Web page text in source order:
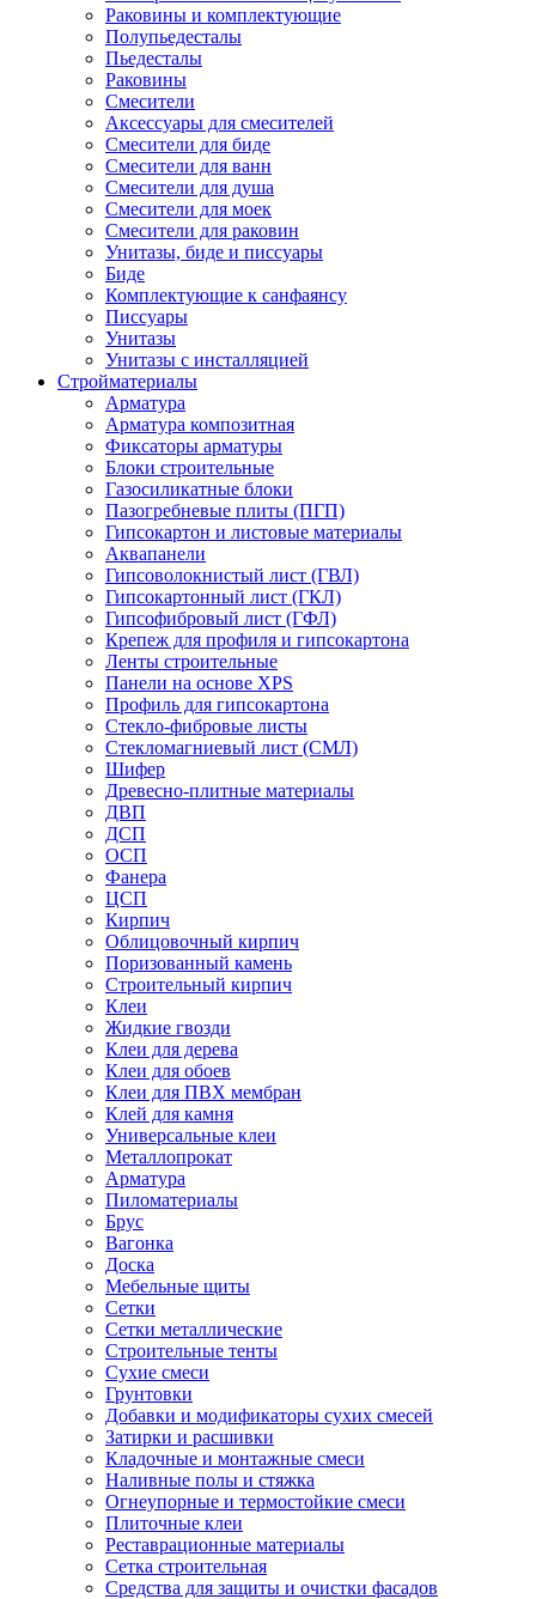
Раковины и комплектующие
Полупьедесталы
Пьедесталы
Раковины
Смесители
Аксессуары для смесителей
Смесители для биде
Смесители для ванн
Смесители для душа
Смесители для моек
Смесители для раковин
Унитазы, биде и писсуары
Биде
Комплектующие к санфаянсу
Писсуары
Унитазы
Унитазы с инсталляцией
Стройматериалы
Арматура
Арматура композитная
Фиксаторы арматуры
Блоки строительные
Газосиликатные блоки
Пазогребневые плиты (ПГП)
Гипсокартон и листовые материалы
Аквапанели
Гипсоволокнистый лист (ГВЛ)
Гипсокартонный лист (ГКЛ)
Гипсофибровый лист (ГФЛ)
Крепеж для профиля и гипсокартона
Ленты строительные
Панели на основе XPS
Профиль для гипсокартона
Стекло-фибровые листы
Стекломагниевый лист (СМЛ)
Шифер
Древесно-плитные материалы
ДВП
ДСП
ОСП
Фанера
ЦСП
Кирпич
Облицовочный кирпич
Поризованный камень
Строительный кирпич
Клеи
Жидкие гвозди
Клеи для дерева
Клеи для обоев
Клеи для ПВХ мембран
Клей для камня
Универсальные клеи
Металлопрокат
Арматура
Пиломатериалы
Брус
Вагонка
Доска
Мебельные щиты
Сетки
Сетки металлические
Строительные тенты
Сухие смеси
Грунтовки
Добавки и модификаторы сухих смесей
Затирки и расшивки
Кладочные и монтажные смеси
Наливные полы и стяжка
Огнеупорные и термостойкие смеси
Плиточные клеи
Реставрационные материалы
Сетка строительная
Средства для защиты и очистки фасадов